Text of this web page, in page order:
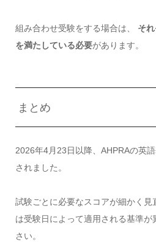
組み合わせ受験をする場合は、 そ
を満たしている必要があります。
まとめ
2026年4月23日以降、AHPRAの英
されました。
試験ごとに必要なスコアが細かく
は受験日によって適用される基準
さい。